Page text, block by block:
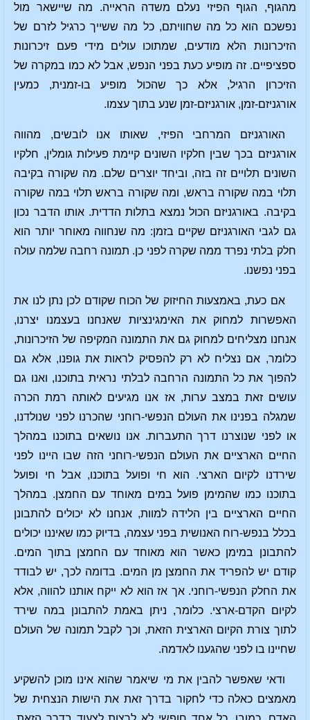
מהגוף, הגוף הפיזי נעלם משדה הראייה. מה שיישאר מול
נפשכם הוא כל מה שחוויתם, כל מה ששייך כרגיל לזרם של
הזיכרונות הלא מודעים, שמתוכו עולים מידי פעם זיכרונות
ספציפיים. זה מופיע כעת בפני הנפש, אבל לא כמו במקרה של
הזיכרון הרגיל, אלא כך שהכול מופיע בו-זמנית, כמעין
אורגניזם-זמן, אורגניזם-זמן שנע בתוך עצמו.
האורגניזם המרחבי הפיזי, שאותו אנו לובשים, מהווה
אורגניזם בכך שבין חלקיו השונים קיימת פעילות גומלין, חלקיו
השונים תלויים זה בזה, וביחד יוצרים שלם. מה שקורה בקיבה
תלוי במה שקורה בראש, ומה שקורה בראש תלוי במה שקורה
בקיבה. באורגניזם הכול נמצא בתלות הדדית. אותו הדבר נכון
גם לגבי האורגניזם שקיים בזמן: מה שנחווה מאוחר יותר הוא
חלק בלתי נפרד ממה שקרה לפני כן. תמונה רחבה שלמה עולה
בפני נפשנו.
אם כעת, באמצעות החיזוק של הכוח שקודם לכן נתן לנו את
האפשרות למחוק את האימגינציות שאנחנו בעצמנו יצרנו,
אנחנו מצליחים למחוק גם את התמונה המקיפה של הזיכרונות,
כלומר, אם נצליח לא רק להפסיק לראות את גופנו, אלא גם
להפוך את כל התמונה הרחבה לבלתי נראית בתוכנו, ואנו גם
עושים זאת במצב ערות, אז אנו מגיעים לאותה רמת הכרה
שמגלה בפנינו את העולם הנפשי-רוחני שהכרנו לפני שנולדנו,
או לפני שנוצרנו דרך התעברות. אנו נושאים בתוכנו במהלך
החיים הארציים את העולם הנפשי-רוחני הזה שבו היינו לפני
שירדנו לקיום הארצי. הוא חי ופועל בתוכנו, אבל חי ופועל
בתוכנו כמו שהמימן פועל במים מאוחד עם החמצן. במהלך
החיים הארציים בין הלידה למוות, אנחנו לא יכולים להתבונן
בכלל בנפש-רוח האנושית בפני עצמה, בדיוק כמו שאיננו יכולים
להתבונן במימן כאשר הוא מאוחד עם החמצן בתוך המים.
קודם יש להפריד את החמצן מן המים. בדומה לכך, יש לבודד
את החלק הנפשי-רוחני. אך אז הוא לא ייקח אותנו להווה, אלא
לקיום הקדם-ארצי. כלומר, ניתן באמת להתבונן במה שירד
לתוך צורת הקיום הארצית הזאת, וכך לקבל תמונה של העולם
שחיינו בו לפני שהגענו לאדמה.
ודאי שאפשר להבין את מי שיאמר שהוא אינו מוכן להשקיע
מאמצים כאלה כדי לחקור בדרך זאת את הישות הנצחית של